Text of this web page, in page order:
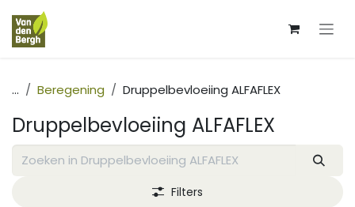
Overslaan naar inhoud
... Beregening Druppelbevloeiing ALFAFLEX
Druppelbevloeiing ALFAFLEX
Filters